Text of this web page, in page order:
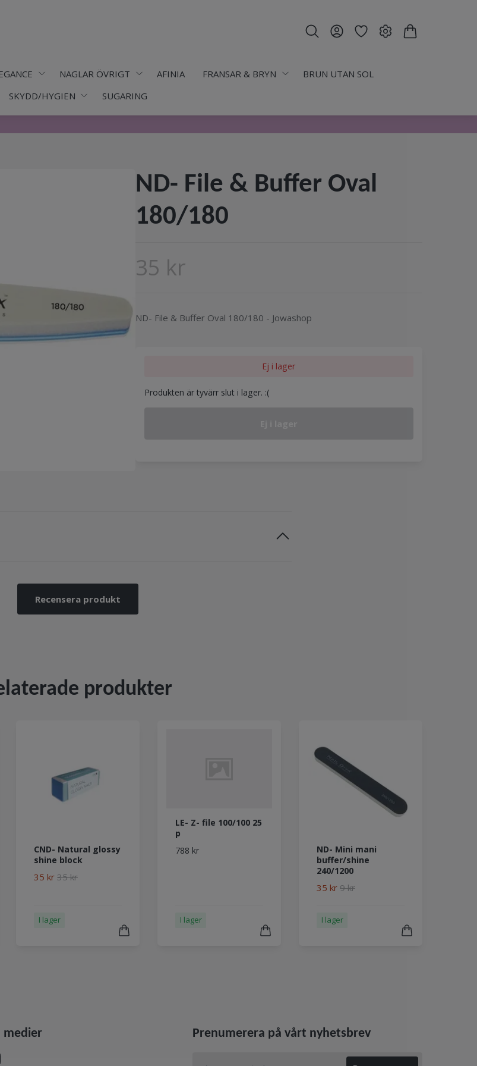
NAGLAR ÖVRIGT AFINIA FRANSAR & BRYN
BRUN UTAN SOL
SKYDD/HYGIEN
SUGARING
ND- File & Buffer Oval
180/180
35 kr
ND- File & Buffer Oval 180/180 - Jowashop
Ej i lager
Produkten är tyvärr slut i lager. :(
Recensera produkt
produkter
CND- Natural glossy
shine block
35 kr 35 kr
I lager
LE- Z- file 100/100 25
p
788 kr
I lager
ND- Mini mani
buffer/shine
240/1200
35 kr 9 kr
I lager
medier Prenumerera på vårt nyhetsbrev